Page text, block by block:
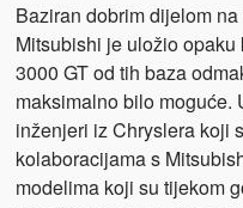
Baziran dobrim dijelom
Mitsubishi je uložio
3000 GT od tih baza
maksimalno bilo moguće.
inženjeri iz Chryslera koji
kolaboracijama s
modelima koji su tijekom